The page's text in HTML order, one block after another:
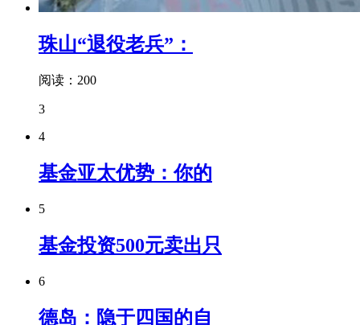
珠山“退役老兵”：
阅读：200
3
4
基金亚太优势：你的
5
基金投资500元卖出只
6
德岛：隐于四国的自